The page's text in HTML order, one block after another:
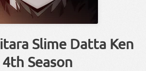
Slime Datta Ken
4th Season